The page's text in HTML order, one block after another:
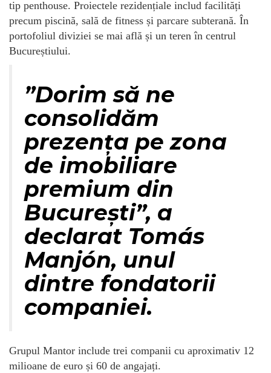
tip penthouse. Proiectele rezidențiale includ facilități
precum piscină, sală de fitness și parcare subterană. În
portofoliul diviziei se mai află și un teren în centrul
Bucureștiului.
”Dorim să ne
consolidăm
prezența pe zona
de imobiliare
premium din
București”, a
declarat Tomás
Manjón, unul
dintre fondatorii
companiei.
Grupul Mantor include trei companii cu aproximativ 12
milioane de euro și 60 de angajați.